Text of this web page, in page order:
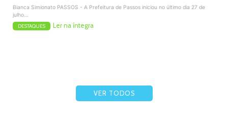
Bianca Simionato PASSOS - A Prefeitura de Passos iniciou no último dia 27 de
julho...
DESTAQUES Ler na íntegra
VER TODOS